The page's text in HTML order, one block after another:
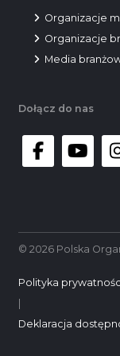
Organizacje
Organizacje
Media
Dołącz do nas
facebookyoutube
© 2026 Polska
Polityka
Deklaracja